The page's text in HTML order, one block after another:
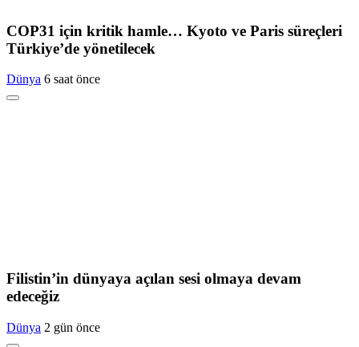
COP31 için kritik hamle… Kyoto ve Paris süreçleri
Türkiye’de yönetilecek
Dünya 6 saat önce
Filistin’in dünyaya açılan sesi olmaya devam
edeceğiz
Dünya 2 gün önce